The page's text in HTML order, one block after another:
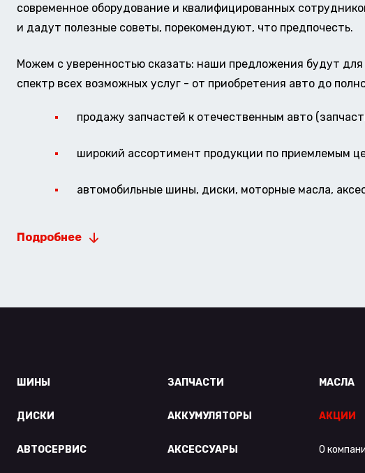
современное оборудование и квалифицированных
и дадут полезные советы, порекомендуют, что предпочесть.
Можем с уверенностью сказать: наши предложения будут
спектр всех возможных услуг - от приобретения авто до
продажу запчастей к отечественным авто
широкий ассортимент продукции по приемлемым
автомобильные шины, диски, моторные масла,
Подробнее
ШИНЫ
ДИСКИ
АВТОСЕРВИС
ЗАПЧАСТИ
АККУМУЛЯТОРЫ
АКСЕССУАРЫ
МАСЛА
АКЦИИ
О